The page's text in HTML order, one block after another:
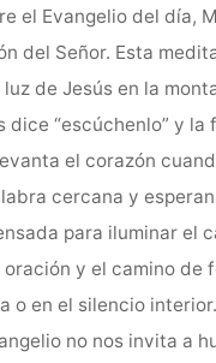
el Evangelio del día,
del Señor. Esta
de Jesús en la
dice “escúchenlo” y la
el corazón
cercana y
para iluminar el
y el camino de
o en el silencio
no nos invita a